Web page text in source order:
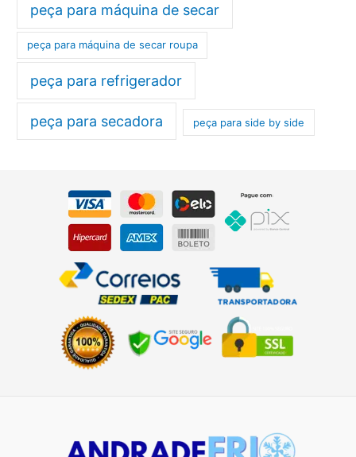
peça para máquina de secar
peça para máquina de secar roupa
peça para refrigerador
peça para secadora peça para side by side